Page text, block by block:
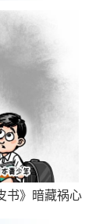
书》暗藏祸心